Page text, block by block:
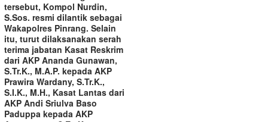
tersebut, Kompol Nurdin,
S.Sos. resmi dilantik sebagai
Wakapolres Pinrang. Selain
itu, turut dilaksanakan serah
terima jabatan Kasat Reskrim
dari AKP Ananda Gunawan,
S.Tr.K., M.A.P. kepada AKP
Prawira Wardany, S.Tr.K.,
S.I.K., M.H., Kasat Lantas dari
AKP Andi Sriulva Baso
Paduppa kepada AKP